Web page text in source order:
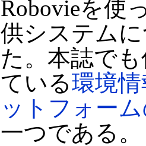
Robovieを使
供システム
た。本誌で
ている環境
ットフォー
一つである。